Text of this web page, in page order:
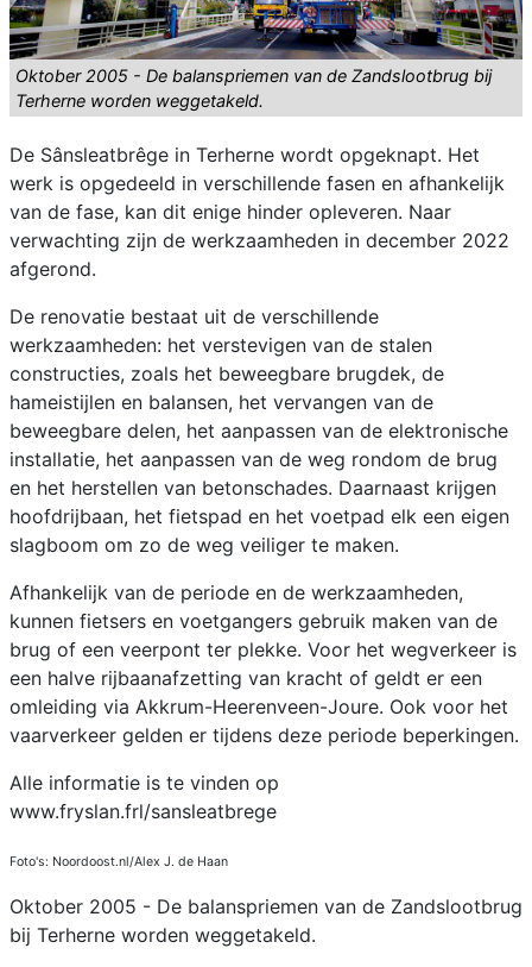
Oktober 2005 - De balanspriemen van de Zandslootbrug bij
Terherne worden weggetakeld.
De Sânsleatbrêge in Terherne wordt opgeknapt. Het
werk is opgedeeld in verschillende fasen en afhankelijk
van de fase, kan dit enige hinder opleveren. Naar
verwachting zijn de werkzaamheden in december 2022
afgerond.
De renovatie bestaat uit de verschillende
werkzaamheden: het verstevigen van de stalen
constructies, zoals het beweegbare brugdek, de
hameistijlen en balansen, het vervangen van de
beweegbare delen, het aanpassen van de elektronische
installatie, het aanpassen van de weg rondom de brug
en het herstellen van betonschades. Daarnaast krijgen
hoofdrijbaan, het fietspad en het voetpad elk een eigen
slagboom om zo de weg veiliger te maken.
Afhankelijk van de periode en de werkzaamheden,
kunnen fietsers en voetgangers gebruik maken van de
brug of een veerpont ter plekke. Voor het wegverkeer is
een halve rijbaanafzetting van kracht of geldt er een
omleiding via Akkrum-Heerenveen-Joure. Ook voor het
vaarverkeer gelden er tijdens deze periode beperkingen.
Alle informatie is te vinden op
www.fryslan.frl/sansleatbrege
Foto's: Noordoost.nl/Alex J. de Haan
Oktober 2005 - De balanspriemen van de Zandslootbrug
bij Terherne worden weggetakeld.